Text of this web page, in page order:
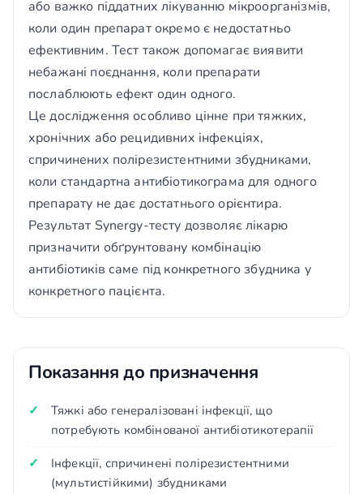
або важко піддатних лікуванню мікроорганізмів,
коли один препарат окремо є недостатньо
ефективним. Тест також допомагає виявити
небажані поєднання, коли препарати
послаблюють ефект один одного.
Це дослідження особливо цінне при тяжких,
хронічних або рецидивних інфекціях,
спричинених полірезистентними збудниками,
коли стандартна антибіотикограма для одного
препарату не дає достатнього орієнтира.
Результат Synergy-тесту дозволяє лікарю
призначити обґрунтовану комбінацію
антибіотиків саме під конкретного збудника у
конкретного пацієнта.
Показання до призначення
Тяжкі або генералізовані інфекції, що
потребують комбінованої антибіотикотерапії
Інфекції, спричинені полірезистентними
(мультистійкими) збудниками